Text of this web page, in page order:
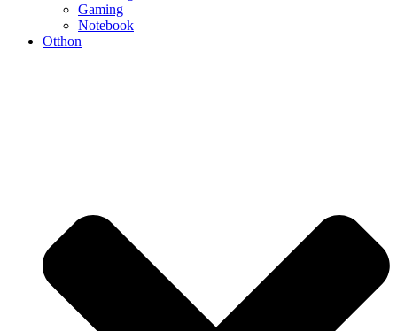
Gaming
Notebook
Otthon